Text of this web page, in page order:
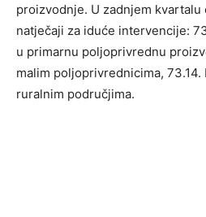
proizvodnje. U zadnjem
natječaji za iduće intervencije:
u primarnu poljoprivrednu
malim poljoprivrednicima, 73.14.
ruralnim područjima.